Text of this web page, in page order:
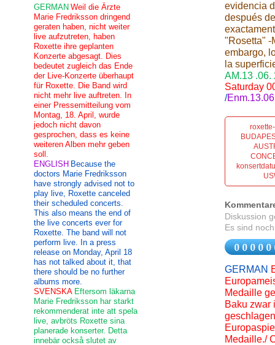
evidencia
después
"Rosetta" -
embargo,
la
AM.13 .06.
Saturday
/
Diskussion
Es sind
GERMAN
Medaille
Baku zwar
Medaille./
GERMAN Weil die Ärzte
Marie Fredriksson dringend
geraten haben, nicht weiter
live aufzutreten, haben
Roxette ihre geplanten
Konzerte abgesagt. Dies
bedeutet zugleich das Ende
der Live-Konzerte überhaupt
für Roxette. Die Band wird
nicht mehr live auftreten. In
einer Pressemitteilung vom
Montag, 18. April, wurde
jedoch nicht davon
gesprochen, dass es keine
weiteren Alben mehr geben
soll.
ENGLISH Because the
doctors Marie Fredriksson
have strongly advised not to
play live, Roxette canceled
their scheduled concerts.
This also means the end of
the live concerts ever for
Roxette. The band will not
perform live. In a press
release on Monday, April 18
has not talked about it, that
there should be no further
albums more.
SVENSKA Eftersom läkarna
Marie Fredriksson har starkt
rekommenderat inte att spela
live, avbröts Roxette sina
planerade konserter. Detta
innebär också slutet av